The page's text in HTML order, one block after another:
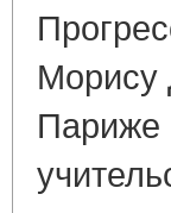
Морису
Париже